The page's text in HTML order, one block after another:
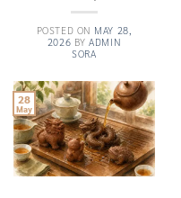
POSTED ON MAY 28,
2026 BYADMIN
SORA
28
May